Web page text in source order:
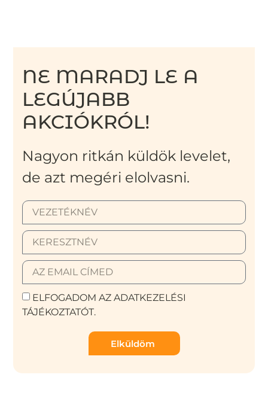
NE MARADJ LE A
LEGÚJABB
AKCIÓKRÓL!
Nagyon ritkán küldök levelet,
de azt megéri elolvasni.
ELFOGADOM AZ ADATKEZELÉSI
TÁJÉKOZTATÓT.
Elküldöm